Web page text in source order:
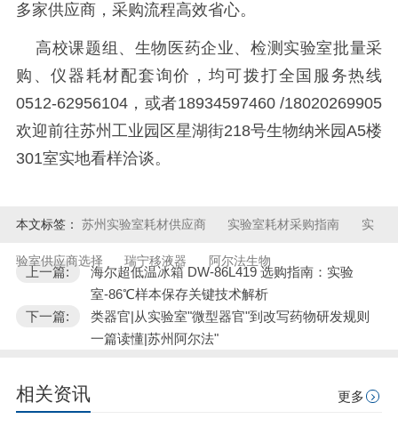
多家供应商，采购流程高效省心。
高校课题组、生物医药企业、检测实验室批量采
购、仪器耗材配套询价，均可拨打全国服务热线
0512-62956104，或者18934597460 /18020269905
欢迎前往苏州工业园区星湖街218号生物纳米园A5楼
301室实地看样洽谈。
本文标签： 苏州实验室耗材供应商 实验室耗材采购指南 实
验室供应商选择 瑞宁移液器 阿尔法生物
上一篇:
海尔超低温冰箱 DW-86L419 选购指南：实验
室-86℃样本保存关键技术解析
下一篇:
类器官|从实验室"微型器官"到改写药物研发规则
一篇读懂|苏州阿尔法"
相关资讯 更多